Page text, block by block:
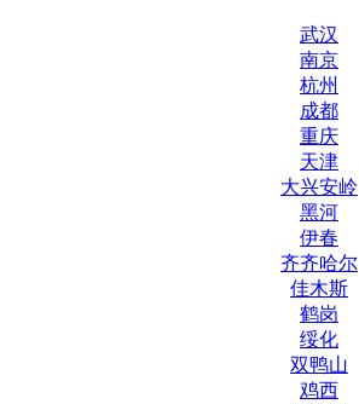
武汉
南京
杭州
成都
重庆
天津
大兴安岭
黑河
伊春
齐齐哈尔
佳木斯
鹤岗
绥化
双鸭山
鸡西